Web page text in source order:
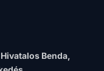
Benda,